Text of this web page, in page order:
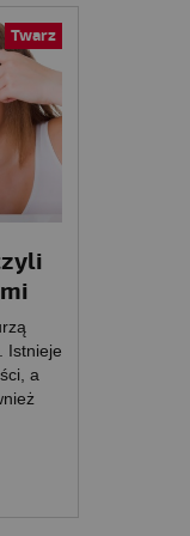
Twarz
Istnieje
a